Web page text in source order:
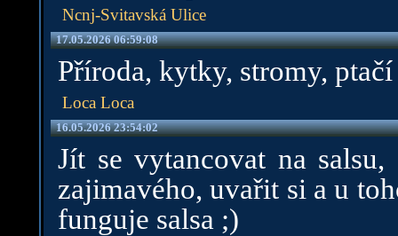
Ncnj-Svitavská Ulice
17.05.2026 06:59:08
Příroda, kytky, stromy,
Loca Loca
16.05.2026 23:54:02
Jít se vytancovat na salsu,
zajimavého, uvařit si a u
funguje salsa ;)